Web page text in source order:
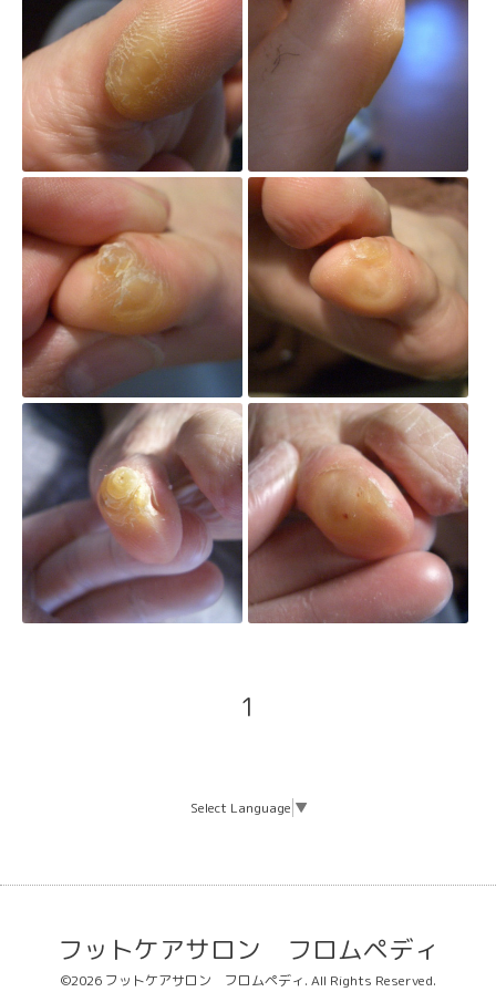
1
Select Language ▼
フットケアサロン フロムペディ
©2026 フットケアサロン フロムペディ. All Rights Reserved.